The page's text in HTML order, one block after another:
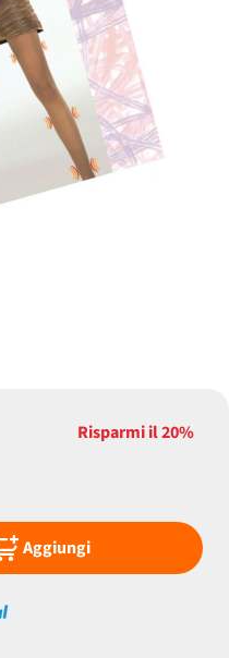
Risparmi il20%
Aggiungi